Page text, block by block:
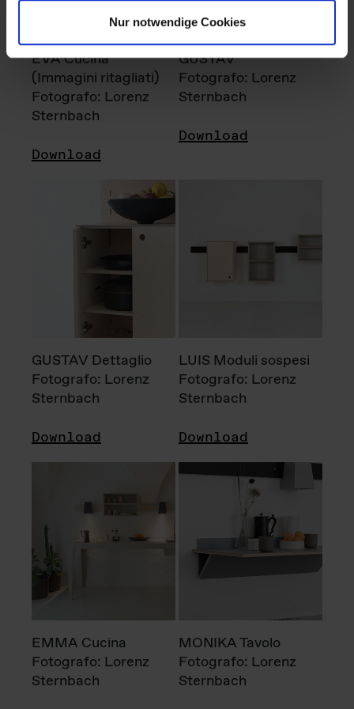
Nur notwendige Cookies
EVA Cucina
(Immagini ritagliati)
Fotografo: Lorenz
Sternbach
Download
GUSTAV
Fotografo: Lorenz
Sternbach
Download
GUSTAV Dettaglio
Fotografo: Lorenz
Sternbach
Download
LUIS Moduli sospesi
Fotografo: Lorenz
Sternbach
Download
EMMA Cucina
Fotografo: Lorenz
Sternbach
MONIKA Tavolo
Fotografo: Lorenz
Sternbach